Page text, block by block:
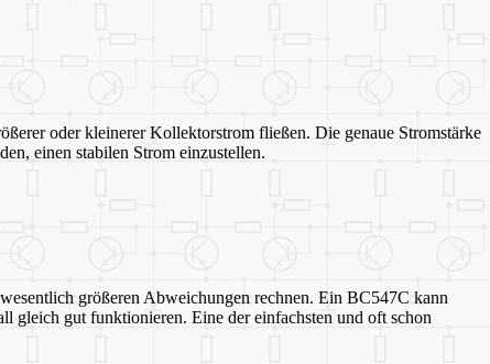
oder kleinerer Kollektorstrom fließen. Die genaue Stromstärke
einen stabilen Strom einzustellen.
größeren Abweichungen rechnen. Ein BC547C kann
gleich gut funktionieren. Eine der einfachsten und oft schon